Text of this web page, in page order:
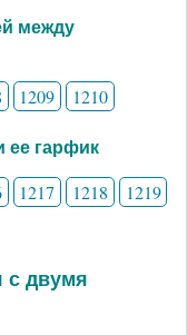
между
1209 1210
ее гарфик
1217 1218
1219
с двумя